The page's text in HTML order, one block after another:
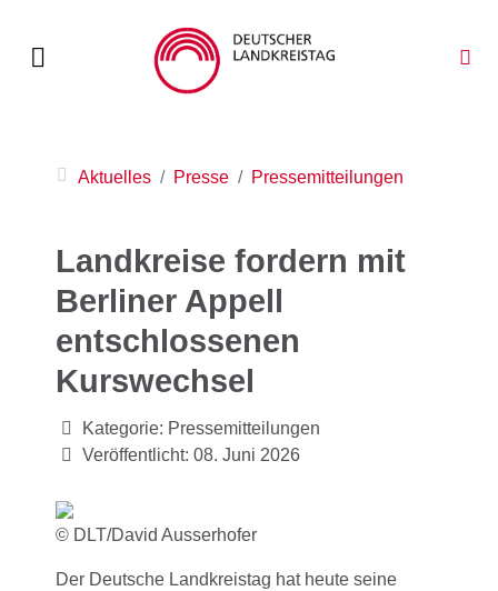
Aktuelles Presse Pressemitteilungen
Landkreise fordern mit
Berliner Appell
entschlossenen
Kurswechsel
Kategorie: Pressemitteilungen
Veröffentlicht: 08. Juni 2026
© DLT/David Ausserhofer
Der Deutsche Landkreistag hat heute seine